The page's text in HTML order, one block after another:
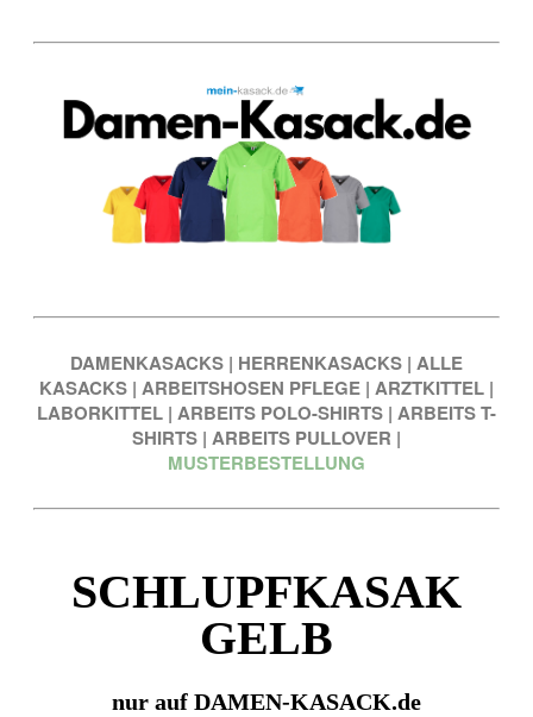
DAMENKASACKS | HERRENKASACKS | ALLE
KASACKS | ARBEITSHOSEN PFLEGE | ARZTKITTEL |
LABORKITTEL | ARBEITS POLO-SHIRTS | ARBEITS T-
SHIRTS | ARBEITS PULLOVER |
MUSTERBESTELLUNG
SCHLUPFKASAK
GELB
nur auf DAMEN-KASACK.de